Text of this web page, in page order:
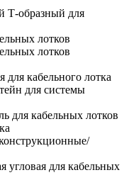
Т-образный для
лотков
лотков
кабельного лотка
для системы
для кабельных лотков
угловая для кабельных